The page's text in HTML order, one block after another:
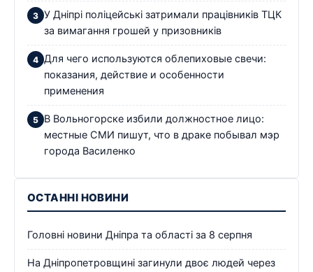
У Дніпрі поліцейські затримали працівників ТЦК
за вимагання грошей у призовників
Для чего используются облепиховые свечи:
показания, действие и особенности
применения
В Вольногорске избили должностное лицо:
местные СМИ пишут, что в драке побывал мэр
города Василенко
ОСТАННІ НОВИНИ
Головні новини Дніпра та області за 8 серпня
На Дніпропетровщині загинули двоє людей через